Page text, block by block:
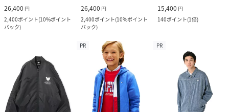
26,400 円
2,400ポイント(10%ポイント
バック)
26,400 円
2,400ポイント(10%ポイント
バック)
15,400 円
140ポイント(1倍)
PR PR